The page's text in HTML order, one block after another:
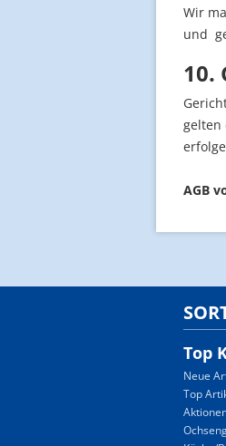
Wir
und
10.
gelten
AGB
Top
Neue
Top